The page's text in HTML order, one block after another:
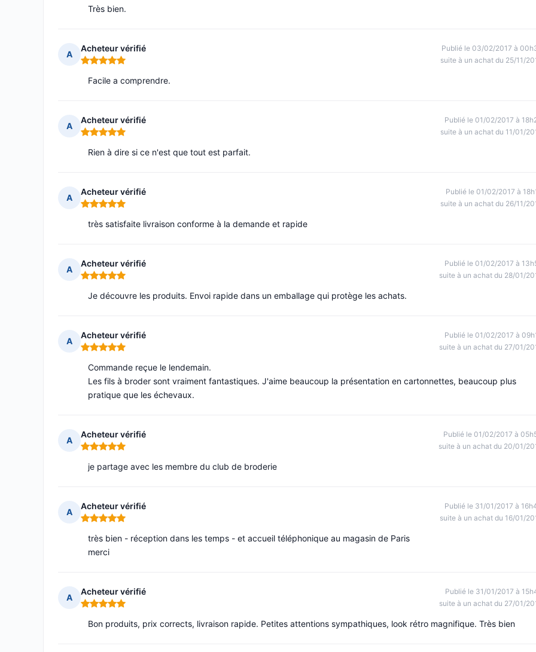
Très bien.
A
Acheteur vérifié
Note : 5 sur 5
Publié le 03/02/2017 à
suite à un achat du 25/11/
Facile a comprendre.
A
Acheteur vérifié
Note : 5 sur 5
Publié le 01/02/2017 à
suite à un achat du 11/01/
Rien à dire si ce n'est que tout est parfait.
A
Acheteur vérifié
Note : 5 sur 5
Publié le 01/02/2017 à
suite à un achat du 26/11/
très satisfaite livraison conforme à la demande et rapide
A
Acheteur vérifié
Note : 5 sur 5
Publié le 01/02/2017 à
suite à un achat du 28/01/
Je découvre les produits. Envoi rapide dans un emballage qui protège les achats.
A
Acheteur vérifié
Note : 5 sur 5
Publié le 01/02/2017 à
suite à un achat du 27/01/
Commande reçue le lendemain.
Les fils à broder sont vraiment fantastiques. J'aime beaucoup la présentation en cartonnettes, beaucoup plus
pratique que les échevaux.
A
Acheteur vérifié
Note : 5 sur 5
Publié le 01/02/2017 à
suite à un achat du 20/01/
je partage avec les membre du club de broderie
A
Acheteur vérifié
Note : 5 sur 5
Publié le 31/01/2017 à
suite à un achat du 16/01/
très bien - réception dans les temps - et accueil téléphonique au magasin de Paris
merci
A
Acheteur vérifié
Note : 5 sur 5
Publié le 31/01/2017 à
suite à un achat du 27/01/
Bon produits, prix corrects, livraison rapide. Petites attentions sympathiques, look rétro magnifique. Très bien